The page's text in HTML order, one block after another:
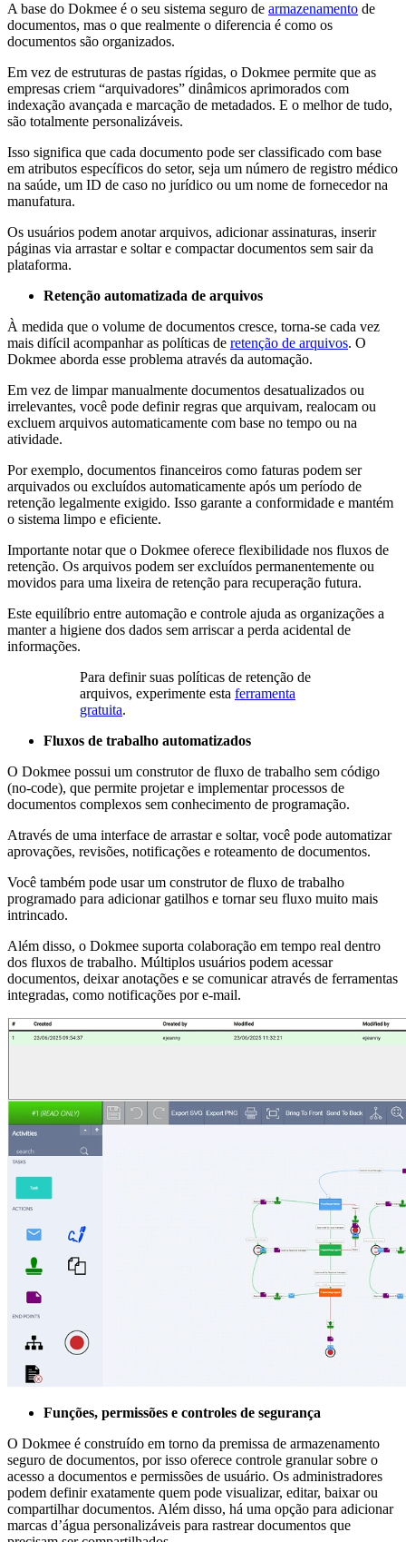
A base do Dokmee é o seu sistema seguro de armazenamento de
documentos, mas o que realmente o diferencia é como os
documentos são organizados.
Em vez de estruturas de pastas rígidas, o Dokmee permite que as
empresas criem “arquivadores” dinâmicos aprimorados com
indexação avançada e marcação de metadados. E o melhor de tudo,
são totalmente personalizáveis.
Isso significa que cada documento pode ser classificado com base
em atributos específicos do setor, seja um número de registro médico
na saúde, um ID de caso no jurídico ou um nome de fornecedor na
manufatura.
Os usuários podem anotar arquivos, adicionar assinaturas, inserir
páginas via arrastar e soltar e compactar documentos sem sair da
plataforma.
Retenção automatizada de arquivos
À medida que o volume de documentos cresce, torna-se cada vez
mais difícil acompanhar as políticas de retenção de arquivos. O
Dokmee aborda esse problema através da automação.
Em vez de limpar manualmente documentos desatualizados ou
irrelevantes, você pode definir regras que arquivam, realocam ou
excluem arquivos automaticamente com base no tempo ou na
atividade.
Por exemplo, documentos financeiros como faturas podem ser
arquivados ou excluídos automaticamente após um período de
retenção legalmente exigido. Isso garante a conformidade e mantém
o sistema limpo e eficiente.
Importante notar que o Dokmee oferece flexibilidade nos fluxos de
retenção. Os arquivos podem ser excluídos permanentemente ou
movidos para uma lixeira de retenção para recuperação futura.
Este equilíbrio entre automação e controle ajuda as organizações a
manter a higiene dos dados sem arriscar a perda acidental de
informações.
Para definir suas políticas de retenção de
arquivos, experimente esta ferramenta
gratuita.
Fluxos de trabalho automatizados
O Dokmee possui um construtor de fluxo de trabalho sem código
(no-code), que permite projetar e implementar processos de
documentos complexos sem conhecimento de programação.
Através de uma interface de arrastar e soltar, você pode automatizar
aprovações, revisões, notificações e roteamento de documentos.
Você também pode usar um construtor de fluxo de trabalho
programado para adicionar gatilhos e tornar seu fluxo muito mais
intrincado.
Além disso, o Dokmee suporta colaboração em tempo real dentro
dos fluxos de trabalho. Múltiplos usuários podem acessar
documentos, deixar anotações e se comunicar através de ferramentas
integradas, como notificações por e-mail.
Funções, permissões e controles de segurança
O Dokmee é construído em torno da premissa de armazenamento
seguro de documentos, por isso oferece controle granular sobre o
acesso a documentos e permissões de usuário. Os administradores
podem definir exatamente quem pode visualizar, editar, baixar ou
compartilhar documentos. Além disso, há uma opção para adicionar
marcas d’água personalizáveis para rastrear documentos que